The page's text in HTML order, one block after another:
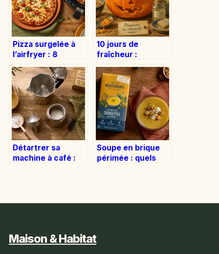
Pizza surgelée à
l’airfryer : 8
croûte
croustillante sans
préchauffage
10 jours de
fraîcheur :
conserver votre
citrouille
d’Halloween sans
moisissure
Détartrer sa
machine à café :
Soupe en brique
périmée : quels
Maison & Habitat